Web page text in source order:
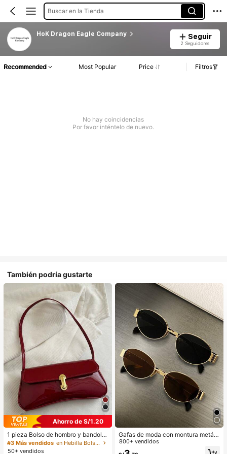
Buscar en la Tienda
HoK Dragon Eagle Company Seguir
2 Seguidores
Recommended Most Popular Price Filtros
No hay coincidencias
Por favor inténtelo de nuevo.
También podría gustarte
Ahorro de S/1.20
1 pieza Bolso de hombro y bandoler
a de cuero sintético aceitado retro
para mujer, adecuado para citas, sa
#3 Más vendidos
en Hebilla Bolsos De Hombro De Mujer
50+ vendidos
Gafas de moda con montura metáli
ca ovalada/poligonal (media montu
ra), adecuadas para uso diario y act
800+ vendidos